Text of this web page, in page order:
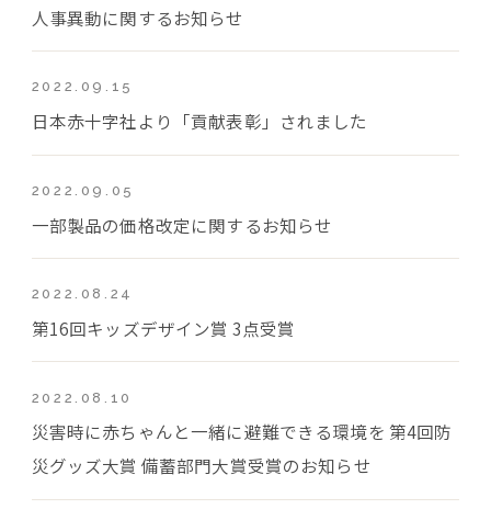
人事異動に関するお知らせ
2022.09.15
日本赤十字社より「貢献表彰」されました
2022.09.05
一部製品の価格改定に関するお知らせ
2022.08.24
第16回キッズデザイン賞 3点受賞
2022.08.10
災害時に赤ちゃんと一緒に避難できる環境を 第4回防
災グッズ大賞 備蓄部門大賞受賞のお知らせ